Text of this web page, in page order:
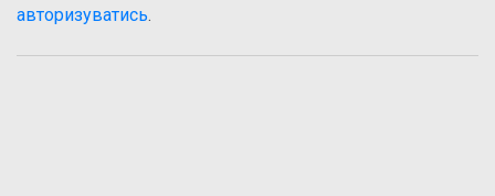
авторизуватись.